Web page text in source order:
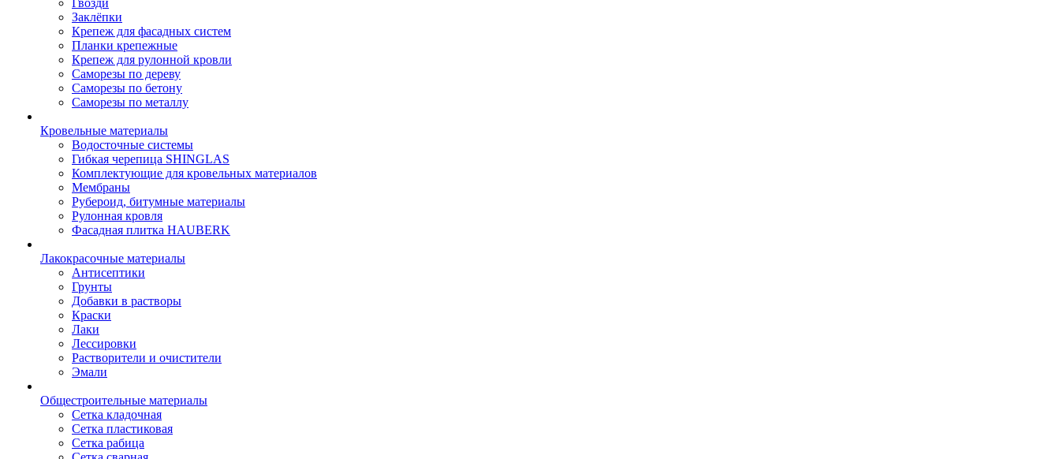
Гвозди
Заклёпки
Крепеж для фасадных систем
Планки крепежные
Крепеж для рулонной кровли
Саморезы по дереву
Саморезы по бетону
Саморезы по металлу
Кровельные материалы
Водосточные системы
Гибкая черепица SHINGLAS
Комплектующие для кровельных материалов
Мембраны
Рубероид, битумные материалы
Рулонная кровля
Фасадная плитка HAUBERK
Лакокрасочные материалы
Антисептики
Грунты
Добавки в растворы
Краски
Лаки
Лессировки
Растворители и очистители
Эмали
Общестроительные материалы
Сетка кладочная
Сетка пластиковая
Сетка рабица